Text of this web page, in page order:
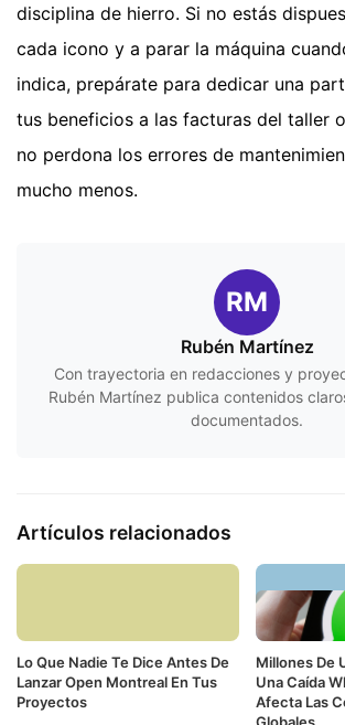
disciplina de hierro. Si no estás
cada icono y a parar la máquina
indica, prepárate para dedicar una
tus beneficios a las facturas del taller
no perdona los errores de
mucho menos.
RM
Rubén Martínez
Con trayectoria en redacciones y
Rubén Martínez publica contenidos
documentados.
Artículos relacionados
Lo Que Nadie Te Dice Antes De
Lanzar Open Montreal En Tus
Proyectos
Millones De
Una Caída
Afecta Las